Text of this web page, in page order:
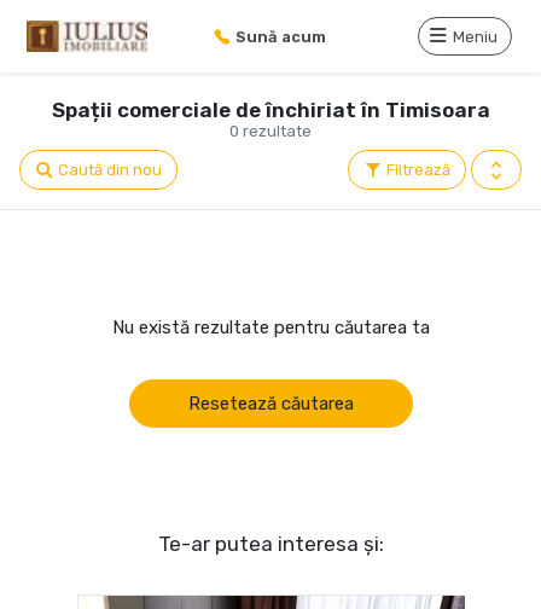
Sună acum Meniu
0 rezultate
Spații comerciale de închiriat în Timisoara
Filtrează
Caută din nou
Nu există rezultate pentru căutarea ta
Resetează căutarea
Te-ar putea interesa și: